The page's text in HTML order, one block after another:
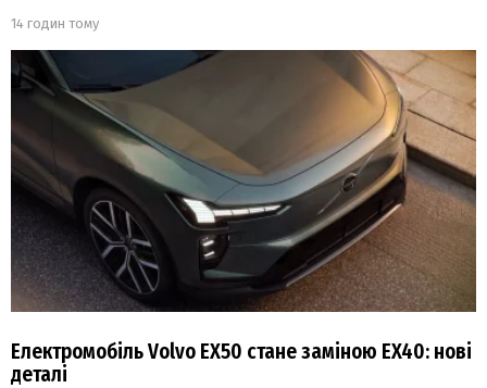
14 годин тому
Електромобіль Volvo EX50 стане заміною EX40: нові
деталі